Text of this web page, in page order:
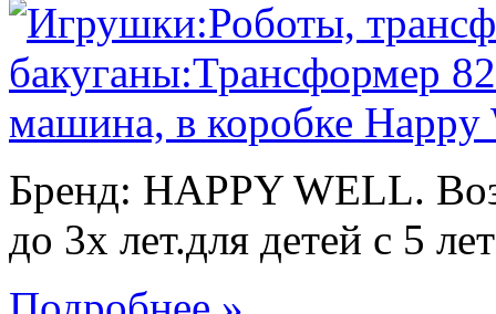
Бренд: HAPPY WELL.
до 3х лет.для детей с 5 лет